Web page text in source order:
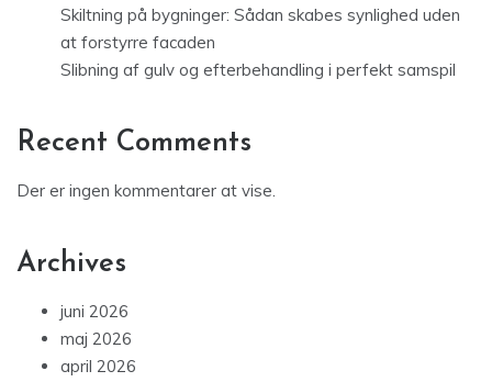
Skiltning på bygninger: Sådan skabes synlighed uden
at forstyrre facaden
Slibning af gulv og efterbehandling i perfekt samspil
Recent Comments
Der er ingen kommentarer at vise.
Archives
juni 2026
maj 2026
april 2026